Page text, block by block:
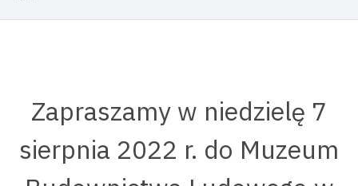
Zapraszamy w niedzielę 7
sierpnia 2022 r. do Muzeum